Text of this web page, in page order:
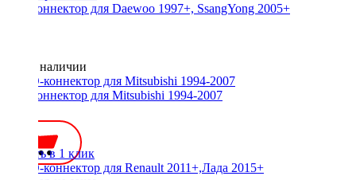
ISO-коннектор для Daewoo 1997+, SsangYong 2005+
Нет в наличии
ISO-коннектор для Mitsubishi 1994-2007
Купить в 1 клик